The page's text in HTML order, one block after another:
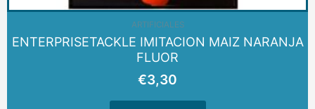
ARTIFICIALES
ENTERPRISETACKLE IMITACION MAIZ NARANJA
FLUOR
€3,30